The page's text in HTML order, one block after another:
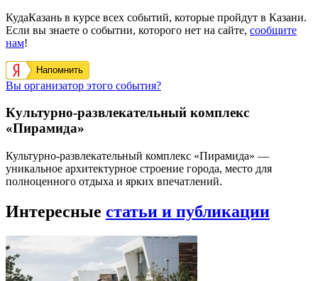
КудаКазань в курсе всех событий, которые пройдут в Казани.
Если вы знаете о событии, которого нет на сайте, сообщите
нам!
Напомнить
Вы организатор этого события?
Культурно-развлекательный комплекс
«Пирамида»
Культурно-развлекательный комплекс «Пирамида» —
уникальное архитектурное строение города, место для
полноценного отдыха и ярких впечатлений.
Интересные статьи и публикации